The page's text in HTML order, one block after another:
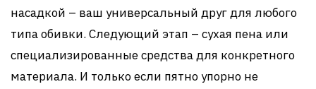
насадкой – ваш универсальный друг для любого
типа обивки. Следующий этап – сухая пена или
специализированные средства для конкретного
материала. И только если пятно упорно не